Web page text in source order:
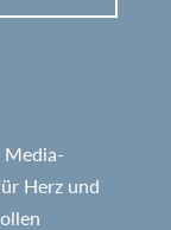
Media-
Herz und